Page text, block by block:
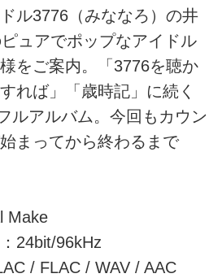
ル3776（みななろ）の井
ュアでポップなアイドル
をご案内。「3776を聴か
れば」「歳時記」に続く
ルアルバム。今回もカウン
まってから終わるまで
Make
24bit/96kHz
/ FLAC / WAV / AAC